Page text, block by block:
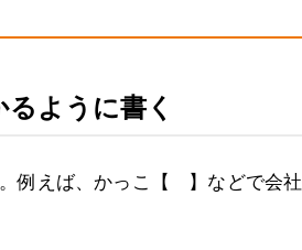
ように書く
例えば、かっこ【 】などで会社